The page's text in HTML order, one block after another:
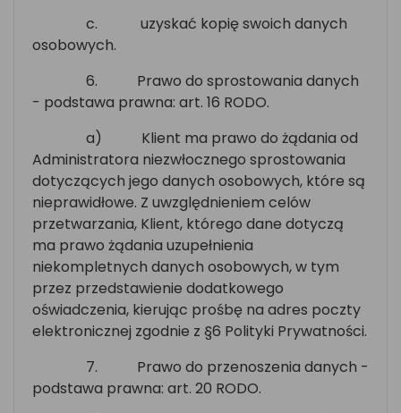
c.
uzyskać kopię swoich danych
osobowych.
6.
Prawo do sprostowania danych
- podstawa prawna: art. 16 RODO.
a)
Klient ma prawo do żądania od
Administratora niezwłocznego sprostowania
dotyczących jego danych osobowych, które są
nieprawidłowe. Z uwzględnieniem celów
przetwarzania, Klient, którego dane dotyczą
ma prawo żądania uzupełnienia
niekompletnych danych osobowych, w tym
przez przedstawienie dodatkowego
oświadczenia, kierując prośbę na adres poczty
elektronicznej zgodnie z §6 Polityki Prywatności.
7.
Prawo do przenoszenia danych -
podstawa prawna: art. 20 RODO.